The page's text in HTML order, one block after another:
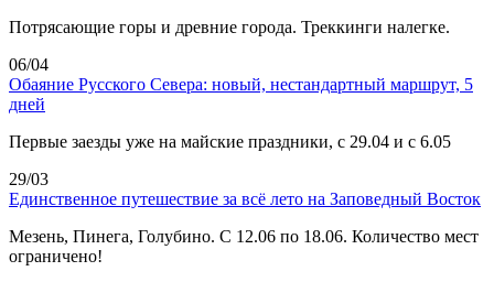
Потрясающие горы и древние города. Треккинги налегке.
06/04
Обаяние Русского Севера: новый, нестандартный маршрут, 5
дней
Первые заезды уже на майские праздники, с 29.04 и с 6.05
29/03
Единственное путешествие за всё лето на Заповедный Восток
Мезень, Пинега, Голубино. С 12.06 по 18.06. Количество мест
ограничено!